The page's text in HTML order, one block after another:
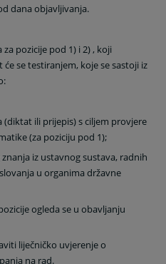
dana objavljivanja.
pozicije pod 1) i 2) , koji
se testiranjem, koje se sastoji iz
ili prijepis) s ciljem provjere
(za poziciju pod 1);
iz ustavnog sustava, radnih
u organima državne
ogleda se u obavljanju
liječničko uvjerenje o
na rad.